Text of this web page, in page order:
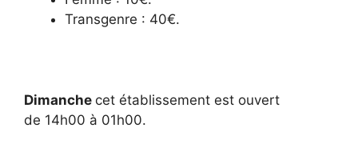
Transgenre : 40€.
Dimanche cet établissement est ouvert
de 14h00 à 01h00.